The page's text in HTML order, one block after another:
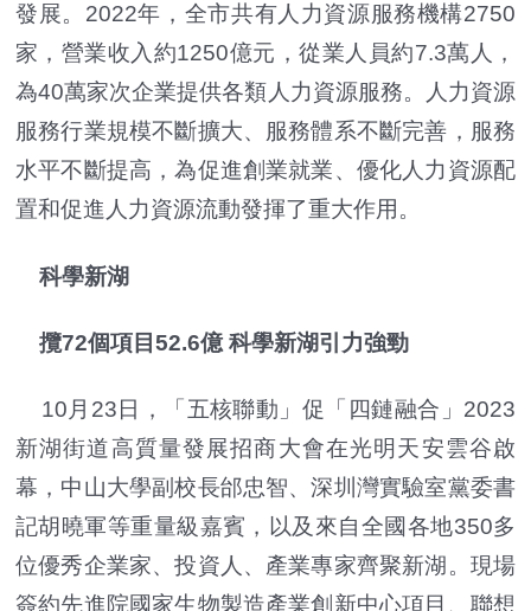
發展。2022年，全市共有人力資源服務機構2750
家，營業收入約1250億元，從業人員約7.3萬人，
為40萬家次企業提供各類人力資源服務。人力資源
服務行業規模不斷擴大、服務體系不斷完善，服務
水平不斷提高，為促進創業就業、優化人力資源配
置和促進人力資源流動發揮了重大作用。
科學新湖
攬72個項目52.6億 科學新湖引力強勁
10月23日，「五核聯動」促「四鏈融合」2023
新湖街道高質量發展招商大會在光明天安雲谷啟
幕，中山大學副校長邰忠智、深圳灣實驗室黨委書
記胡曉軍等重量級嘉賓，以及來自全國各地350多
位優秀企業家、投資人、產業專家齊聚新湖。現場
簽約先進院國家生物製造產業創新中心項目、聯想